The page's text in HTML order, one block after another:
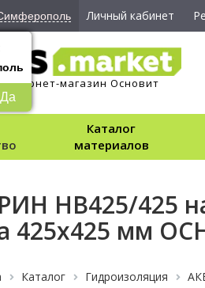
Да
Личный кабинет
магазин Основит
Каталог
материалов
НВ425/425
425х425 мм
Каталог Гидроизоляция